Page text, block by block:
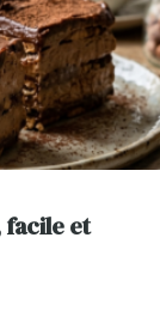
facile et